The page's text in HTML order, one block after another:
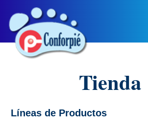
Tienda
Líneas de Productos